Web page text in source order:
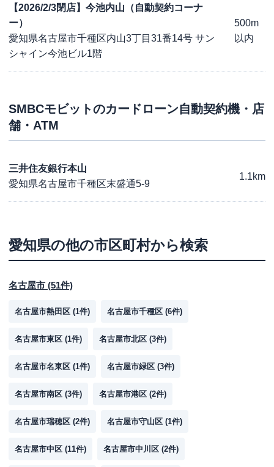
【2026/2/3閉店】今池内山（自動契約コーナ
ー）
愛知県名古屋市千種区内山3丁目31番14号 サン
シャイン今池ビル1階
500m
以内
SMBCモビットのカードローン自動契約機・店
舗・ATM
三井住友銀行本山
愛知県名古屋市千種区末盛通5-9
1.1km
愛知県の他の市区町村から検索
名古屋市 (51件)
名古屋市熱田区 (1件) 名古屋市千種区 (6件)
名古屋市東区 (1件) 名古屋市北区 (3件)
名古屋市名東区 (1件) 名古屋市緑区 (3件)
名古屋市南区 (3件) 名古屋市港区 (2件)
名古屋市瑞穂区 (2件) 名古屋市守山区 (1件)
名古屋市中区 (11件) 名古屋市中川区 (2件)